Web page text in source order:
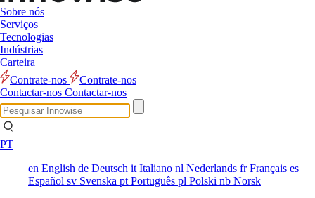
Sobre nós
Serviços
Tecnologias
Indústrias
Carteira
Contrate-nos
Contrate-nos
Contactar-nos Contactar-nos
PT
en English de Deutsch it Italiano nl Nederlands frFrançais es
Español sv Svenska pt Português pl Polski nb Norsk